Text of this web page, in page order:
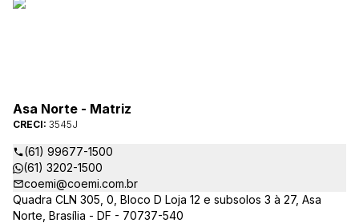
Asa Norte - Matriz
CRECI: 3545J
(61) 99677-1500
(61) 3202-1500
coemi@coemi.com.br
Quadra CLN 305, 0, Bloco D Loja 12 e subsolos 3 à 27, Asa
Norte, Brasília - DF - 70737-540